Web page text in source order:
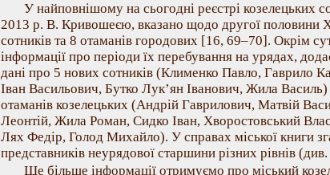
У найповнішому на сьогодні реєстрі козелецьких
2013 р. В. Кривошеєю, вказано щодо другої половини
сотників та 8 отаманів городових [16, 69–70]. Окрім
інформації про періоди їх перебування на урядах,
дані про 5 нових сотників (Клименко Павло, Гаврило
Іван Васильович, Бутко Лук’ян Іванович, Жила
отаманів козелецьких (Андрій Гаврилович, Матвій
Леонтій, Жила Роман, Сидко Іван, Хворостовський
Лях Федір, Голод Михайло). У справах міської книги
представників неурядової старшини різних рівнів
Ще більше інформації отримуємо про міський